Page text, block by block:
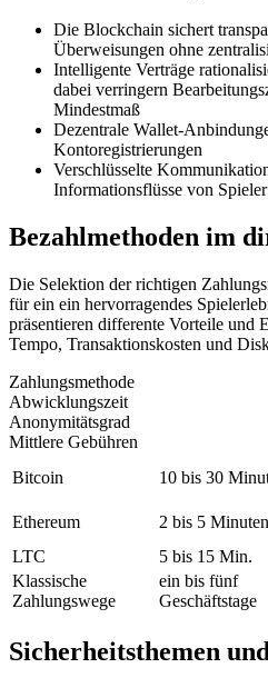
Die Blockchain sichert
Überweisungen ohne
Intelligente Verträge
dabei verringern
Mindestmaß
Dezentrale Wallet-
Kontoregistrierungen
Verschlüsselte
Informationsflüsse von
Bezahlmethoden im
Die Selektion der richtigen
für ein ein hervorragendes
präsentieren differente Vorteile und
Tempo, Transaktionskosten und
Zahlungsmethode
Abwicklungszeit
Anonymitätsgrad
Mittlere Gebühren
Bitcoin
10 bis 30
Ethereum
2 bis 5 Minuten
LTC
5 bis 15 Min.
Klassische
Zahlungswege
ein bis fünf
Geschäftstage
Sicherheitsthemen